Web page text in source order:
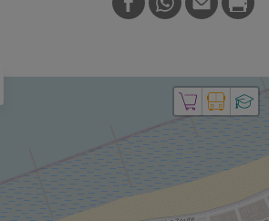
FACEBOOK
WHATSAPP
E-MAIL